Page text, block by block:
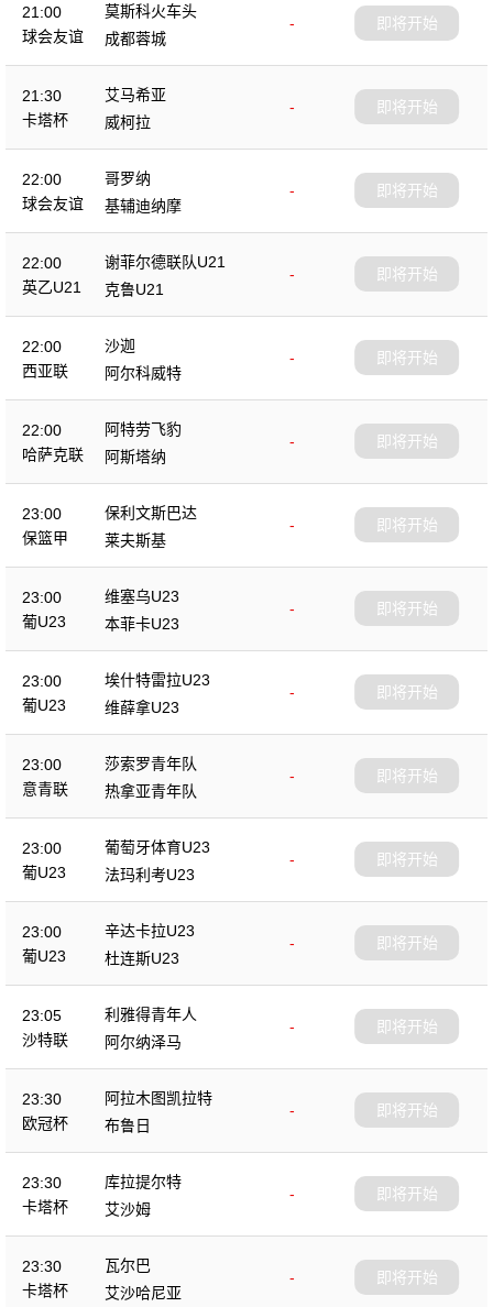
21:00
球会友谊
莫斯科火车头
-
成都蓉城
即将开始
21:30
卡塔杯
艾马希亚
-
威柯拉
即将开始
22:00
球会友谊
哥罗纳
-
基辅迪纳摩
即将开始
22:00
英乙U21
谢菲尔德联队U21
-
克鲁U21
即将开始
22:00
西亚联
沙迦
-
阿尔科威特
即将开始
22:00
哈萨克联
阿特劳飞豹
-
阿斯塔纳
即将开始
23:00
保篮甲
保利文斯巴达
-
莱夫斯基
即将开始
23:00
葡U23
维塞乌U23
-
本菲卡U23
即将开始
23:00
葡U23
埃什特雷拉U23
-
维薛拿U23
即将开始
23:00
意青联
莎索罗青年队
-
热拿亚青年队
即将开始
23:00
葡U23
葡萄牙体育U23
-
法玛利考U23
即将开始
23:00
葡U23
辛达卡拉U23
-
杜连斯U23
即将开始
23:05
沙特联
利雅得青年人
-
阿尔纳泽马
即将开始
23:30
欧冠杯
阿拉木图凯拉特
-
布鲁日
即将开始
23:30
卡塔杯
库拉提尔特
-
艾沙姆
即将开始
23:30
卡塔杯
瓦尔巴
-
艾沙哈尼亚
即将开始